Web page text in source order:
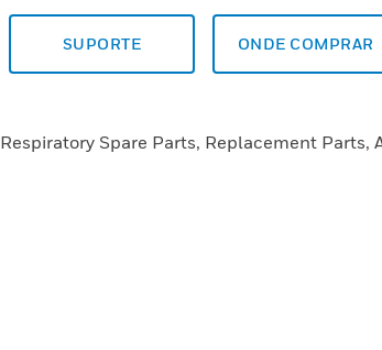
SUPORTE ONDE COMPRAR
Respiratory Spare Parts, Replacement Parts,